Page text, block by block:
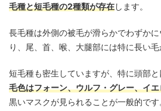
毛種と短毛種の2種類が存在します。
長毛種は外側の被毛が滑らかでわずか
り、尾、首、喉、大腿部には特に長い毛
短毛種も密生していますが、特に頭部と
毛色はフォーン、ウルフ・グレー、イ
黒いマスクが見られることが一般的です